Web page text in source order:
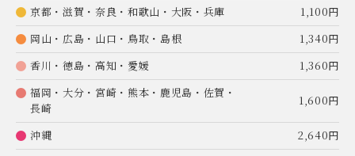
京都・滋賀・奈良・和歌山・大阪・兵庫
1,100円
岡山・広島・山口・鳥取・島根
1,340円
香川・徳島・高知・愛媛
1,360円
福岡・大分・宮崎・熊本・鹿児島・佐賀・
長崎
1,600円
沖縄 2,640円